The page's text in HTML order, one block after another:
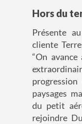
Hors du
Présente
cliente
“On
paysages
du petit
rejoindre